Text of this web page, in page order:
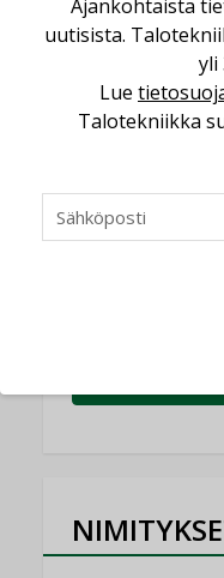
Yli miljoona
ilmanvaihtoa
KOLUMNI
Miten
KOLUMNI
Vesi- ja
Ajankohtaista
uutisista.
yli
Lue
Talotekniikka